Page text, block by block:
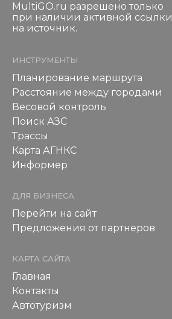
MultiGO.ru разрешено только
при наличии активной ссылки
на источник.
ИНСТРУМЕНТЫ
Планирование маршрута
Расстояние между городами
Весовой контроль
Поиск АЗС
Трассы
Карта АГНКС
Информер
ДЛЯ БИЗНЕСА
Перейти на сайт
Предложения от партнеров
КАРТА САЙТА
Главная
Контакты
Автотуризм